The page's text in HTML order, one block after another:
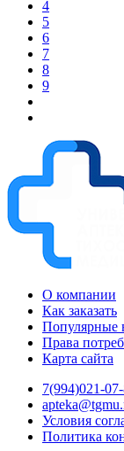
4
5
6
7
8
9
О компании
Как заказать
Популярные
Права
Карта сайта
7(994)021-
Условия
Политика